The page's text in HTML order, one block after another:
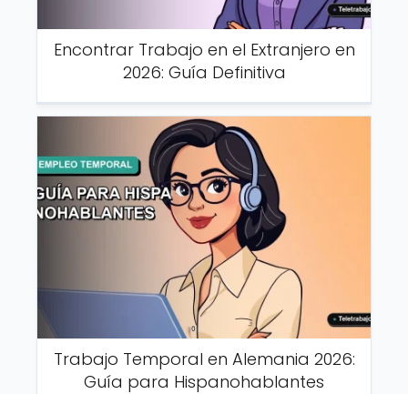
Encontrar Trabajo en el Extranjero en
2026: Guía Definitiva
Trabajo Temporal en Alemania 2026:
Guía para Hispanohablantes